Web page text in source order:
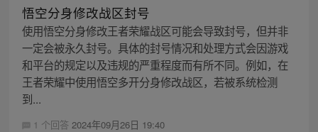
悟空分身修改战区封号
使用悟空分身修改王者荣耀战区可能会导致封号，但并非
一定会被永久封号。具体的封号情况和处理方式会因游戏
和平台的规定以及违规的严重程度而有所不同。例如，在
王者荣耀中使用悟空多开分身修改战区，若被系统检测
到...
1 个回答 2024年09月26日 19:40